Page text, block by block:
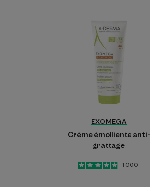
émolliente
anti-
grattage
EXOMEGA
Crème émolliente anti-
grattage
4.8
/5
1 000